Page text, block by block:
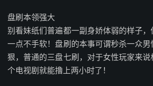
盘刷本领强大
别看妹纸们普遍都一副身娇体弱的样子
一点不手软！盘刷的本事可谓秒杀一众
狠，普通的三盘七刷，对于女性玩家来
个电视剧就能撸上两小时了！